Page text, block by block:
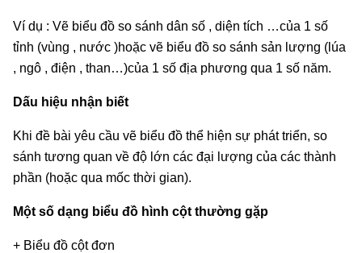
Ví dụ : Vẽ biểu đồ so sánh dân số , diện tích …của 1 số
tỉnh (vùng , nước )hoặc vẽ biểu đồ so sánh sản lượng (lúa
, ngô , điện , than…)của 1 số địa phương qua 1 số năm.
Dấu hiệu nhận biết
Khi đề bài yêu cầu vẽ biểu đồ thể hiện sự phát triển, so
sánh tương quan về độ lớn các đại lượng của các thành
phần (hoặc qua mốc thời gian).
Một số dạng biểu đồ hình cột thường gặp
+ Biểu đồ cột đơn